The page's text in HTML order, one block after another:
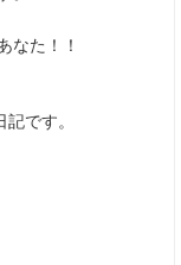
なた！！
です。